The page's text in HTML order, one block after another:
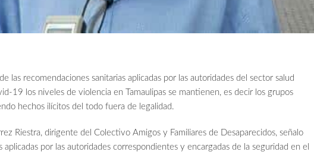
las recomendaciones sanitarias aplicadas por las autoridades del sector salud
19 los niveles de violencia en Tamaulipas se mantienen, es decir los grupos
hechos ilícitos del todo fuera de legalidad.
Riestra, dirigente del Colectivo Amigos y Familiares de Desaparecidos, señalo
aplicadas por las autoridades correspondientes y encargadas de la seguridad en el